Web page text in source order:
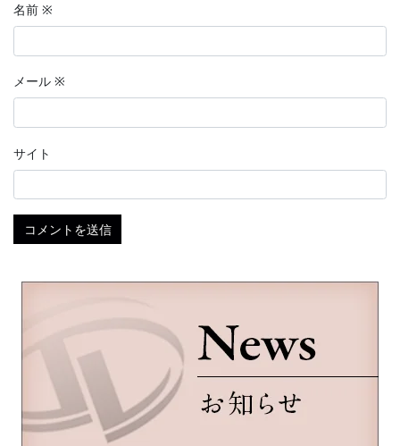
名前 ※
メール ※
サイト